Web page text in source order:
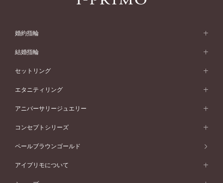
婚約指輪
婚約指輪 (エンゲージリング)
婚約指輪一覧
ピンクゴールド
ペールブラウンゴールド
ウェーブライン
V字ライン
ワンサイドメレ
ダブルサイドメレ
シンプル
フェミニン
モード
50万円台～
結婚指輪
結婚指輪 (マリッジリング)
結婚指輪一覧
ピンクゴールド
ペールブラウンゴールド
ウェーブライン
V字ライン
ワンメレ
シンプル
セットリング
セットリング
セットリング一覧
ピンクゴールド
エタニティリング
エタニティリング
エタニティリング一覧
アニバーサリージュエリー
アニバーサリージュエリー
アニバーサリージュエリー一覧
コンセプトシリーズ
コンセプトシリーズ
オリジンビリーフ
ペールブラウンゴールド
アイプリモについて